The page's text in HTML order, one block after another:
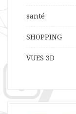
santé
SHOPPING
VUES 3D